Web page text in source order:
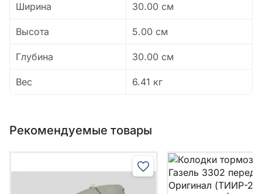
Ширина 30.00 см
Высота 5.00 см
Глубина 30.00 см
Вес 6.41 кг
Рекомендуемые товары